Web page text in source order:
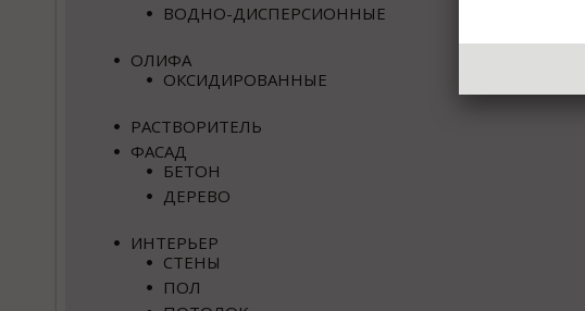
ВОДНО-ДИСПЕРСИОННЫЕ
ОЛИФА
ОКСИДИРОВАННЫЕ
РАСТВОРИТЕЛЬ
ФАСАД
БЕТОН
ДЕРЕВО
ИНТЕРЬЕР
СТЕНЫ
ПОЛ